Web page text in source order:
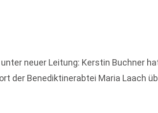
neuer Leitung: Kerstin Buchner
der Benediktinerabtei Maria Laach